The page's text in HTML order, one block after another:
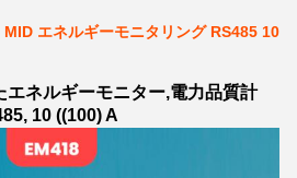
エネルギーモニタリング RS485 10
エネルギーモニター,電力品質計
10 ((100) A